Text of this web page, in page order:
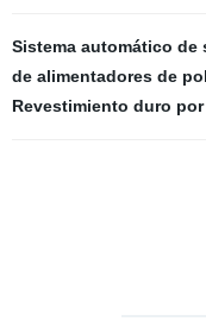
Sistema automático de
de alimentadores de
Revestimiento duro por